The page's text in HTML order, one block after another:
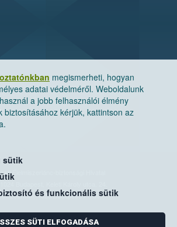
megismerheti, hogyan
adatai védelméről. Weboldalunk
a jobb felhasználói élmény
biztosításához kérjük, kattintson az
sütik
és funkcionális sütik
SÜTI ELFOGADÁSA
Élelmiszerlánc-biztonsági Hivatal
cím: 1525 Budapest. Pf. 30.